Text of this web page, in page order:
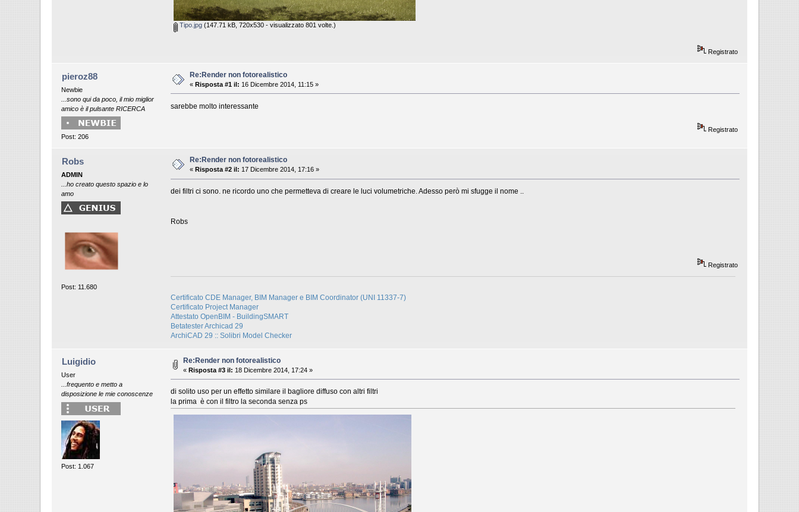
Tipo.jpg (147.71 kB, 720x530 - visualizzato 801 volte.)
Registrato
pieroz88
Newbie
...sono qui da poco, il mio miglior
amico è il pulsante RICERCA
Post: 206
Re:Render non fotorealistico
«Risposta #1 il: 16 Dicembre 2014, 11:15 »
sarebbe molto interessante
Registrato
Robs
ADMIN
...ho creato questo spazio e lo
amo
Post: 11.680
Re:Render non fotorealistico
«Risposta #2 il: 17 Dicembre 2014, 17:16 »
dei filtri ci sono. ne ricordo uno che permetteva di creare le luci volumetriche. Adesso però mi sfugge il nome ..
Robs
Registrato
Certificato CDE Manager, BIM Manager e BIM Coordinator (UNI 11337-7)
Certificato Project Manager
Attestato OpenBIM - BuildingSMART
Betatester Archicad 29
ArchiCAD 29 :: Solibri Model Checker
Luigidio
User
...frequento e metto a
disposizione le mie conoscenze
Post: 1.067
Re:Render non fotorealistico
«Risposta #3 il: 18 Dicembre 2014, 17:24 »
di solito uso per un effetto similare il bagliore diffuso con altri filtri
la prima è con il filtro la seconda senza ps